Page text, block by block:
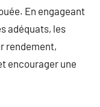
En engageant
adéquats, les
rendement,
encourager une